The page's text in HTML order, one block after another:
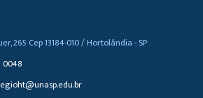
265 Cep 13184-010 / Hortolândia - SP